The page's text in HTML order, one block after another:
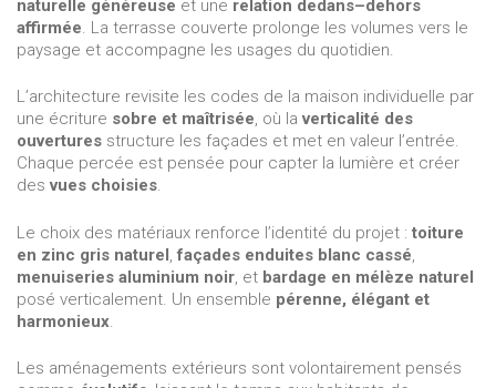
naturelle généreuse et une relation dedans–dehors
affirmée. La terrasse couverte prolonge les volumes vers le
paysage et accompagne les usages du quotidien.
L’architecture revisite les codes de la maison individuelle par
une écriture sobre et maîtrisée, où laverticalité des
ouvertures structure les façades et met en valeur l’entrée.
Chaque percée est pensée pour capter la lumière et créer
desvues choisies.
Le choix des matériaux renforce l’identité du projet : toiture
en zinc gris naturel,façades enduites blanc cassé,
menuiseries aluminium noir, et bardage en mélèze naturel
posé verticalement. Un ensemble pérenne, élégant et
harmonieux.
Les aménagements extérieurs sont volontairement pensés